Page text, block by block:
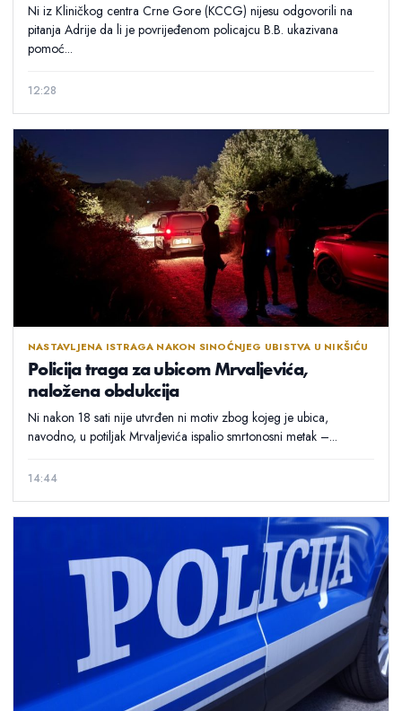
Ni iz Kliničkog centra Crne Gore (KCCG) nijesu odgovorili na
pitanja Adrije da li je povrijeđenom policajcu B.B. ukazivana
pomoć...
12:28
NASTAVLJENA ISTRAGA NAKON SINOĆNJEG UBISTVA U NIKŠIĆU
Policija traga za ubicom Mrvaljevića,
naložena obdukcija
Ni nakon 18 sati nije utvrđen ni motiv zbog kojeg je ubica,
navodno, u potiljak Mrvaljevića ispalio smrtonosni metak –...
14:44